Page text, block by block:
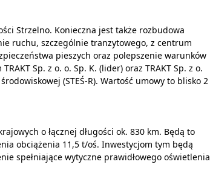
Strzelno. Konieczna jest także rozbudowa
ruchu, szczególnie tranzytowego, z centrum
pieszych oraz polepszenie warunków
Sp. z o. o. Sp. K. (lider) oraz TRAKT Sp. z o.
(STEŚ-R). Wartość umowy to blisko 2
o łącznej długości ok. 830 km. Będą to
obciążenia 11,5 t/oś. Inwestycjom tym będą
spełniające wytyczne prawidłowego oświetlenia